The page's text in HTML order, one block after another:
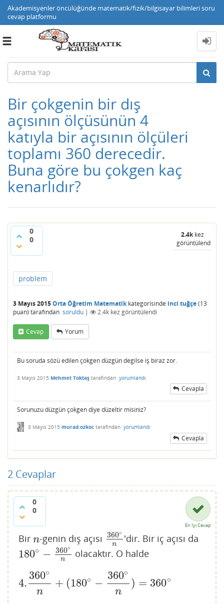
Akademisyenler öncülüğünde matematik/fizik/bilgisayar bilimleri soru
cevap platformu
Toggle
Bir çokgenin bir dış
açısının ölçüsünün 4
katıyla bir açısının ölçüleri
toplamı 360 derecedir.
Buna göre bu çokgen kaç
kenarlıdır?
0
0
2.4kkez
görüntülendi
problem
3 Mayıs 2015Orta Öğretim Matematikkategorisinde inci tuğçe(13
puan) tarafından soruldu | 2.4k kez görüntülendi
Cevap Yorum
Bu soruda sözü edilen çokgen düzgün degilse iş biraz zor.
3 Mayıs 2015 Mehmet Toktaş tarafından yorumlandı
Cevapla
Sorunuzu düzgün çokgen diye düzeltir misiniz?
3 Mayıs 2015 murad.ozkoc tarafından yorumlandı
Cevapla
2 Cevaplar
0
0
En İyi Cevap
Bir n
n-genin dış açısı 360∘
n
360∘n
'dir. Bir iç açısı da
180∘ − 360∘
n
180∘ −360∘n olacaktır. O halde
4.
360∘
n
+ (180∘ −
360∘
n
) = 360∘
4.360∘n+(180 ∘−360∘n) = 360 ∘